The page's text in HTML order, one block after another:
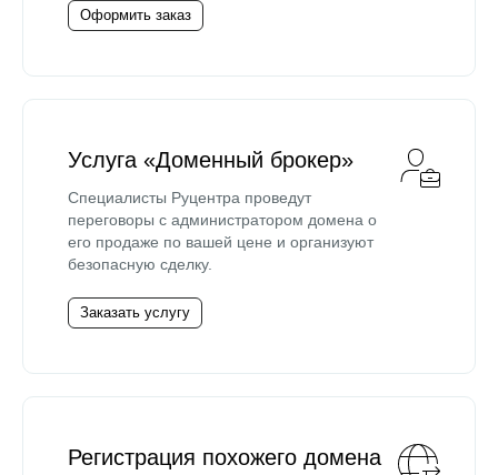
Оформить заказ
Услуга «Доменный брокер»
Специалисты Руцентра проведут
переговоры с администратором домена о
его продаже по вашей цене и организуют
безопасную сделку.
Заказать услугу
Регистрация похожего домена